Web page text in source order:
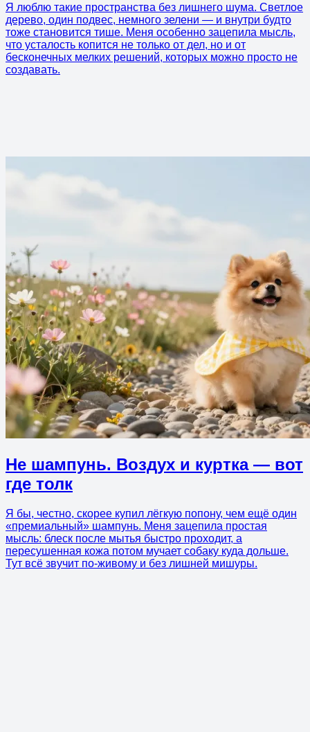
Я люблю такие пространства без лишнего шума. Светлое
дерево, один подвес, немного зелени — и внутри будто
тоже становится тише. Меня особенно зацепила мысль,
что усталость копится не только от дел, но и от
бесконечных мелких решений, которых можно просто не
создавать.
Не шампунь. Воздух и куртка — вот
где толк
Я бы, честно, скорее купил лёгкую попону, чем ещё один
«премиальный» шампунь. Меня зацепила простая
мысль: блеск после мытья быстро проходит, а
пересушенная кожа потом мучает собаку куда дольше.
Тут всё звучит по-живому и без лишней мишуры.